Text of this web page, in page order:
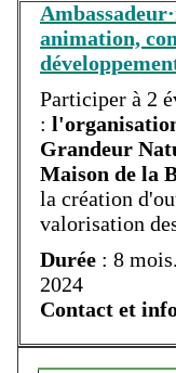
animation,
Participer à 2
:
Grandeur
Maison de la
la création
valorisation
Durée : 8 mois.
2024
Contact et